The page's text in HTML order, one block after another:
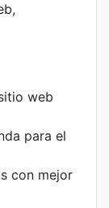
web
para el
con mejor